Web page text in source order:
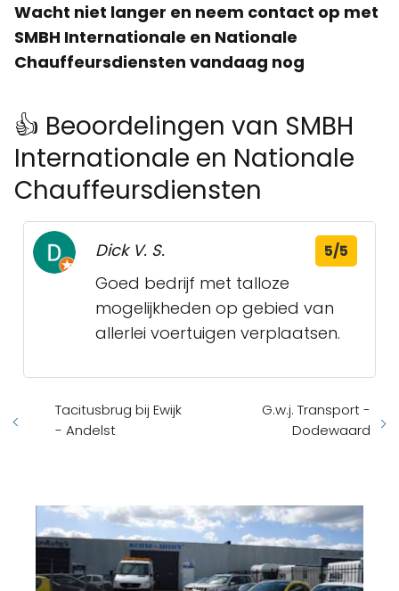
Wacht niet langer en neem contact op met
SMBH Internationale en Nationale
Chauffeursdiensten vandaag nog
👍 Beoordelingen van SMBH
Internationale en Nationale
Chauffeursdiensten
Dick V. S. 5/5
Goed bedrijf met talloze
mogelijkheden op gebied van
allerlei voertuigen verplaatsen.
Tacitusbrug bij Ewijk
- Andelst
G.w.j. Transport -
Dodewaard